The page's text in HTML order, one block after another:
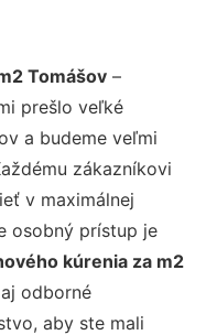
Tomášov –
prešlo veľké
a budeme veľmi
zákazníkovi
v maximálnej
osobný prístup je
kúrenia za m2
odborné
aby ste mali